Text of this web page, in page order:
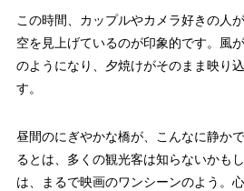
この時間、カップルやカメラ好きの人
空を見上げているのが印象的です。風
のようになり、夕焼けがそのまま映り
す。
昼間のにぎやかな橋が、こんなに静か
るとは、多くの観光客は知らないかも
は、まるで映画のワンシーンのよう。